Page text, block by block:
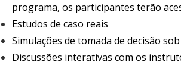
programa, os participantes terão
Estudos de caso reais
Simulações de tomada de decisão
Discussões interativas com os